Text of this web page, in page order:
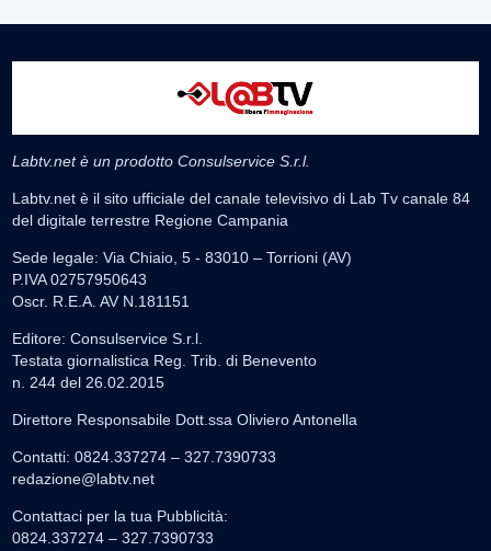
Labtv.net è un prodotto Consulservice S.r.l.
Labtv.net è il sito ufficiale del canale televisivo di Lab Tv canale 84
del digitale terrestre Regione Campania
Sede legale: Via Chiaio, 5 - 83010 – Torrioni (AV)
P.IVA 02757950643
Oscr. R.E.A. AV N.181151
Editore: Consulservice S.r.l.
Testata giornalistica Reg. Trib. di Benevento
n. 244 del 26.02.2015
Direttore Responsabile Dott.ssa Oliviero Antonella
Contatti: 0824.337274 – 327.7390733
redazione@labtv.net
Contattaci per la tua Pubblicità:
0824.337274 – 327.7390733